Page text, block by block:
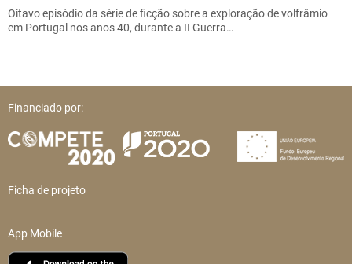
Oitavo episódio da série de ficção sobre a exploração de volfrâmio
em Portugal nos anos 40, durante a II Guerra…
Financiado por:
Ficha de projeto
App Mobile